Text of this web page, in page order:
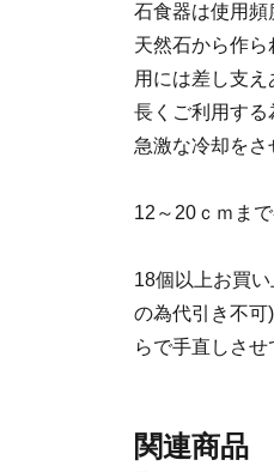
石食器は使用頻
天然石から作
用には差し支え
長くご利用する
急激な冷却をさ
12～20ｃｍま
18個以上お買
の為代引き不
らで手直しさせ
関連商品